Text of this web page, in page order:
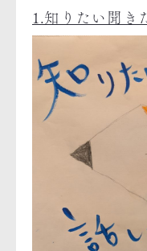
1.知りたい聞き